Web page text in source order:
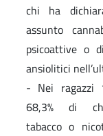
chi ha
assunto
psicoattive o
ansiolitici
- Nei ragazzi
68,3% di
tabacco o